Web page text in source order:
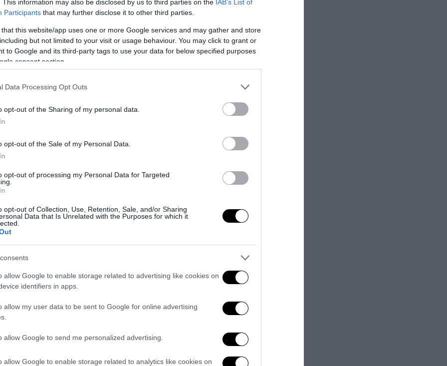
This information may also be disclosed by us to third parties on the IAB’s List of
Participants that may further disclose it to other third parties.
that this website/app uses one or more Google services and may gather and store
but not limited to your visit or usage behaviour. You may click to grant or
to Google and its third-party tags to use your data for below specified purposes
consent section.
Data Processing Opt Outs
opt-out of the Sharing of my personal data.
opt-out of the Sale of my Personal Data.
opt-out of processing my Personal Data for Targeted
opt-out of Collection, Use, Retention, Sale, and/or Sharing
Data that Is Unrelated with the Purposes for which it
allow Google to enable storage related to advertising like cookies on
identifiers in apps.
allow my user data to be sent to Google for online advertising
allow Google to send me personalized advertising.
allow Google to enable storage related to analytics like cookies on
ammazzando 9 persone (tra cui la sorella),non aveva affatto simpatie
anti-Trump e contro le armi
che gli idioti comprendano”. Non solo, il killer di Dayton sui social
Warren
, la senatrice democratica del Massachusetts candidata alle
per lei”, aveva scritto. Al contempo
killer manifestava pure qualche turba, tra
lodi a Satana e avvertimento
alla luce della strage che ha commesso: “Sto andando all’inferno. E da lì non
fundo, Betts nel 2018 cinguettava:
ovvio che sia, ha chiuso il suo account Twitter ma a proposito della
querelle
reperibili negli States,
il soggetto in questione si diceva contrario all’uso
di possedere armi.Curioso? Più che altro sintomo di totale follia, perché il